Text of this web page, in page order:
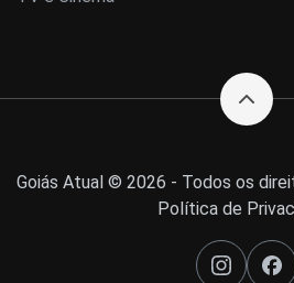
Goiás Atual © 2026 - Todos os
Política de